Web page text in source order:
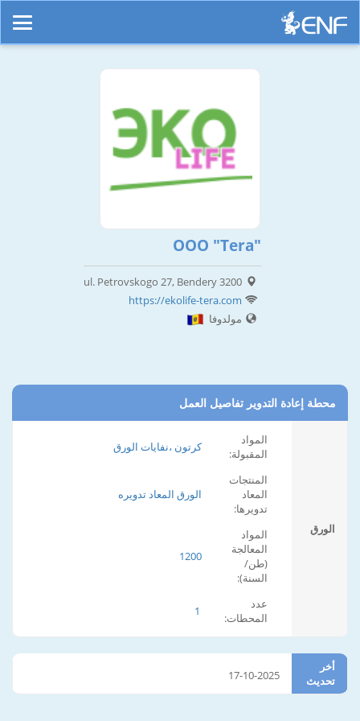
OOO "Tera"
ul. Petrovskogo 27, Bendery 3200
https://ekolife-tera.com
مولدوفا
محطة إعادة التدوير تفاصيل العمل
الورق
المواد
المقبولة:
كرتون ،نفايات الورق
المنتجات
المعاد
تدويرها:
الورق المعاد تدويره
المواد
المعالجة
(طن/
السنة):
1200
عدد
المحطات:
1
أخر
تحديث
17-10-2025